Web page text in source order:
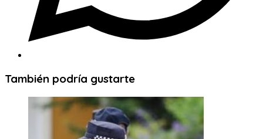
También podría gustarte